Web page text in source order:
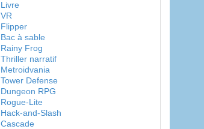
Livre
VR
Flipper
Bac à sable
Rainy Frog
Thriller narratif
Metroidvania
Tower Defense
Dungeon RPG
Rogue-Lite
Hack-and-Slash
Cascade